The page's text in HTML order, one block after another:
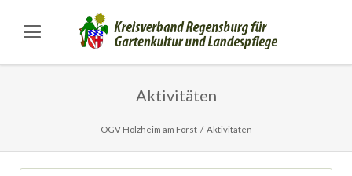
Aktivitäten
OGV Holzheim am Forst Aktivitäten